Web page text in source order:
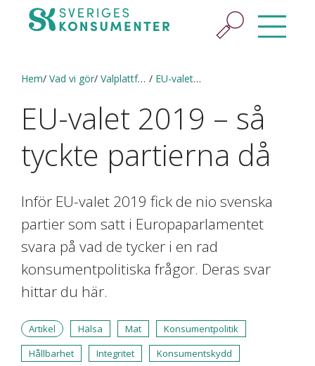
Hem Vad vi gör Valplattform 2022 EU-valet 2019 – så tyckte partierna då
EU-valet 2019 – så
tyckte partierna då
Inför EU-valet 2019 fick de nio svenska
partier som satt i Europaparlamentet
svara på vad de tycker i en rad
konsumentpolitiska frågor. Deras svar
hittar du här.
Artikel Hälsa Mat
Konsumentpolitik
Hållbarhet
Integritet
Konsumentskydd